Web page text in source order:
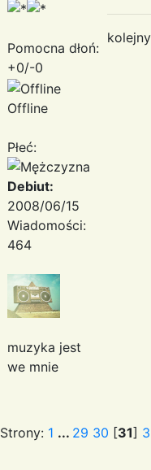
Pomocna dłoń:
+0/-0
Offline
Płeć:
Debiut:
2008/06/15
Wiadomości:
464
muzyka jest
we mnie
Strony: 1 ... 29 30 [31]